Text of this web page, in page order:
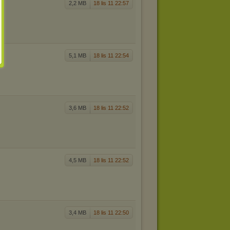
2,2 MB 18 lis 11 22:57
5,1 MB 18 lis 11 22:54
3,6 MB 18 lis 11 22:52
4,5 MB 18 lis 11 22:52
3,4 MB 18 lis 11 22:50